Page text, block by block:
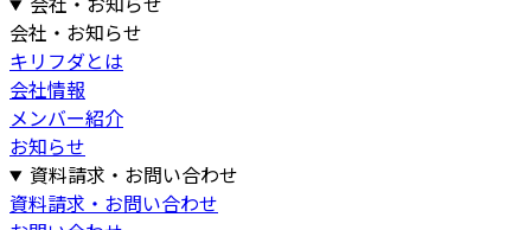
会社・お知らせ
キリフダとは
会社情報
メンバー紹介
お知らせ
資料請求・お問い合わせ
資料請求・お問い合わせ